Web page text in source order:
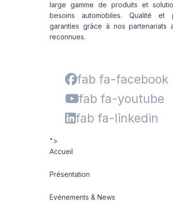
large gamme de produits et
besoins automobiles. Qualité et
garanties grâce à nos partenariats
reconnues.
fab fa-facebook
fab fa-youtube
fab fa-linkedin
">
Accueil
Présentation
Evénements & News